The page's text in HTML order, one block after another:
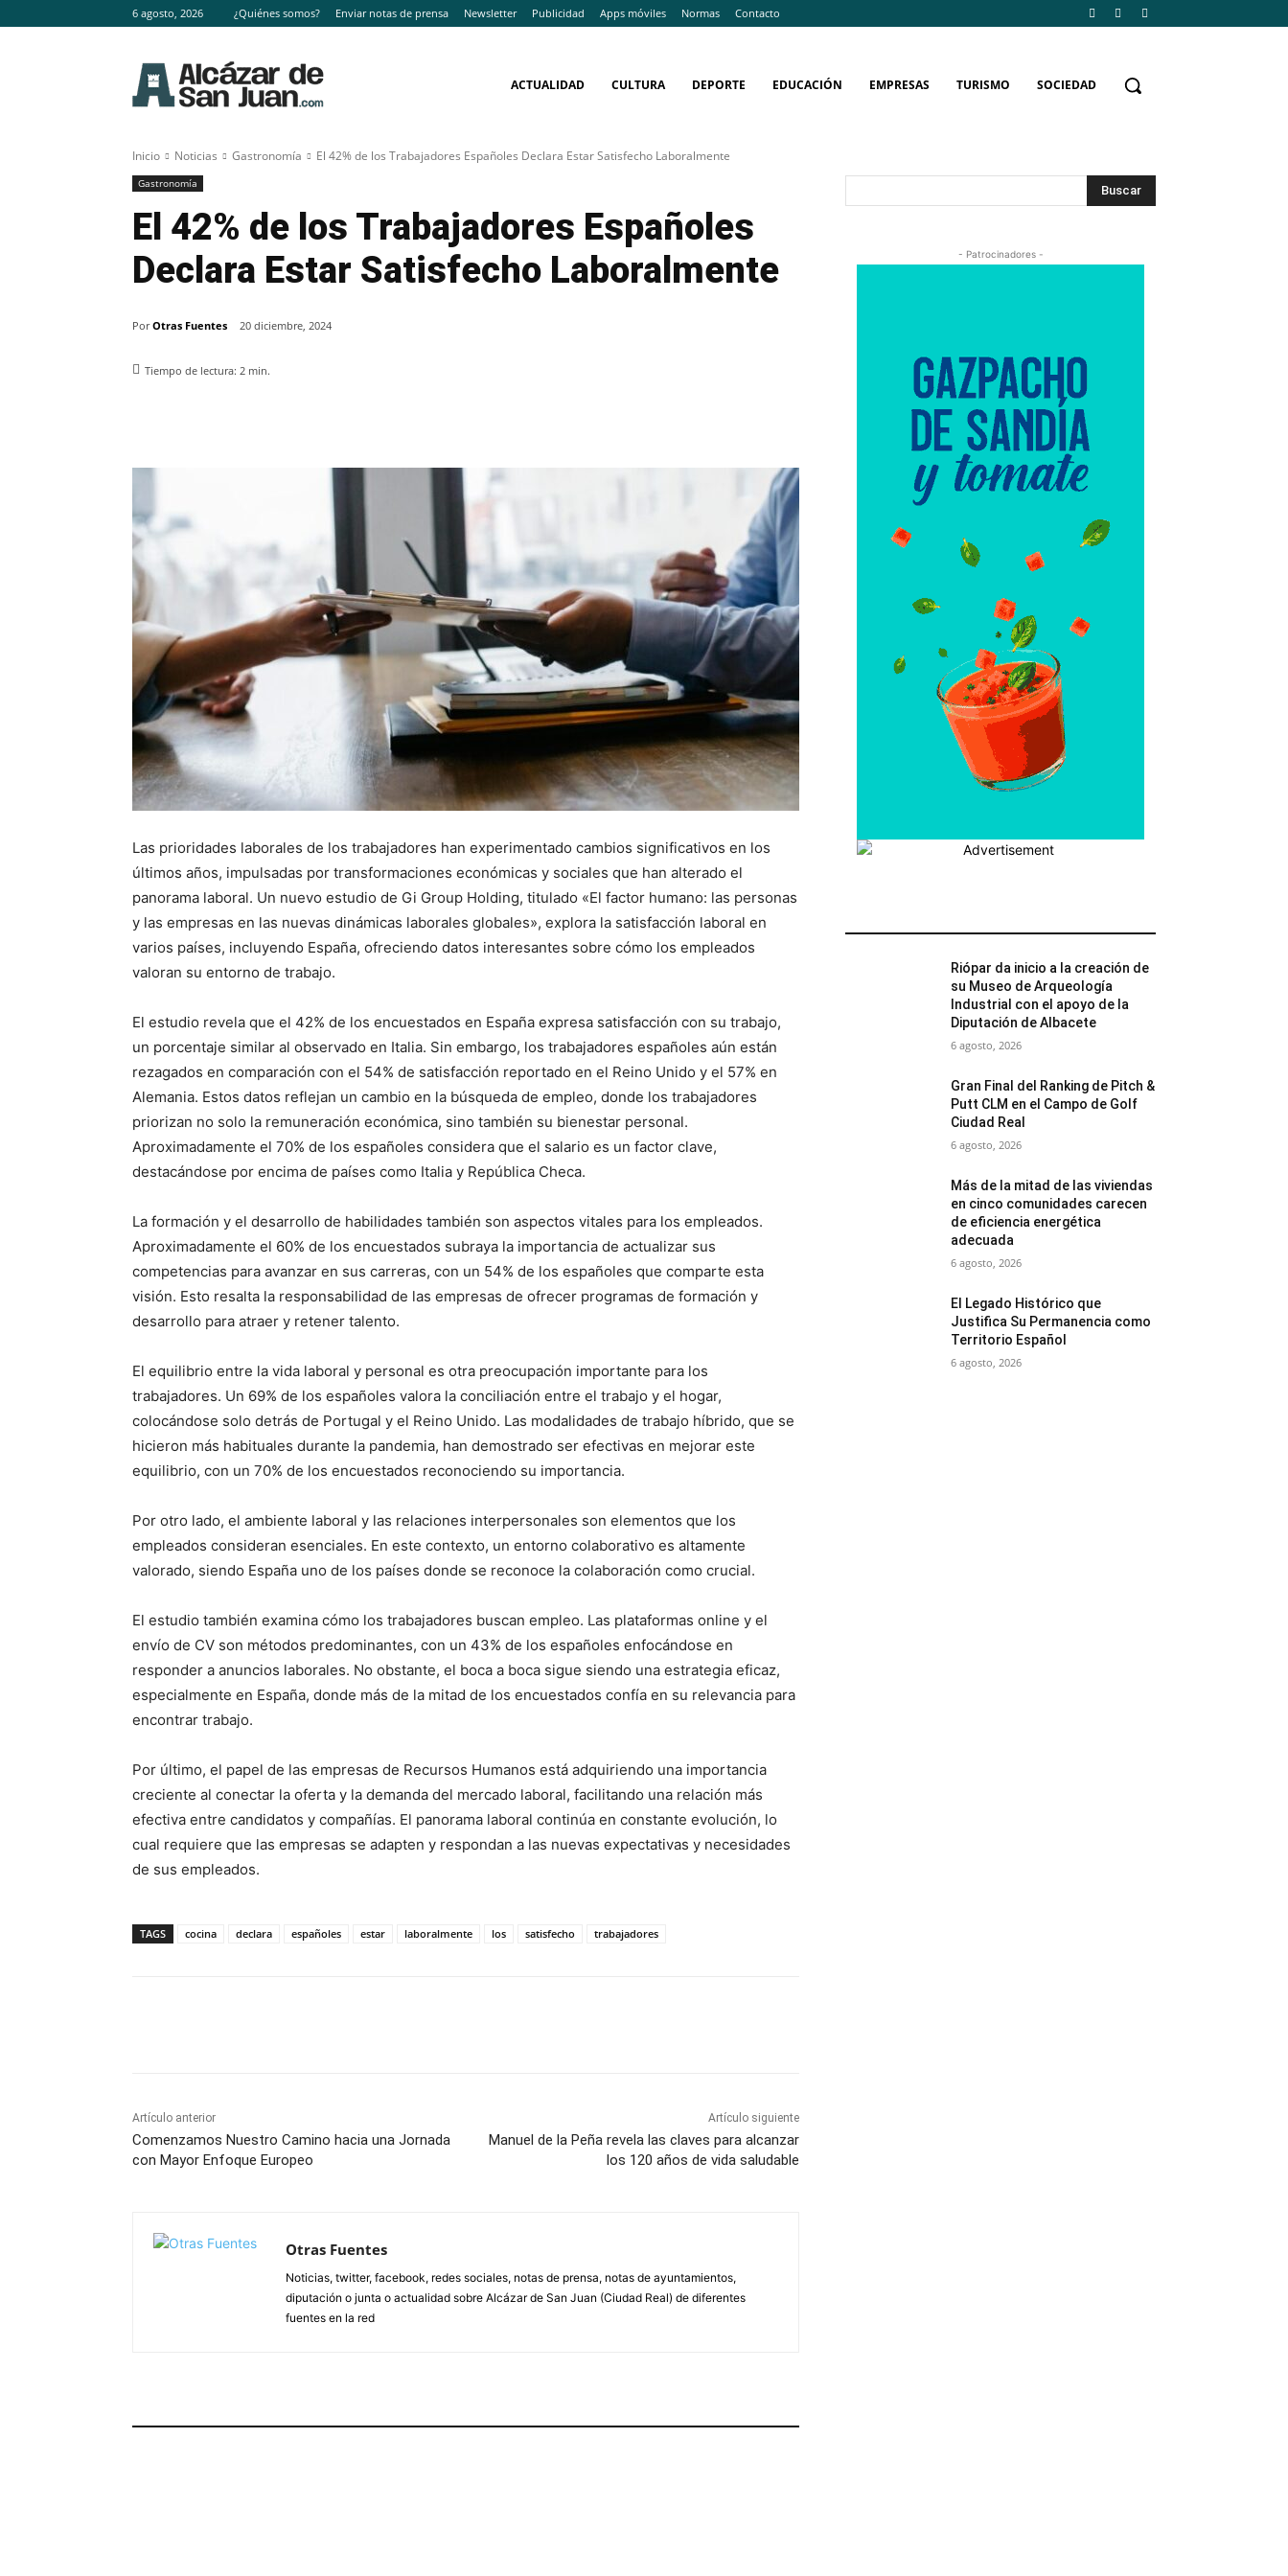
6 agosto, 2026 ¿Quiénes somos? Enviar notas de prensa Newsletter Publicidad Apps móviles Normas Contacto
ACTUALIDAD CULTURA DEPORTE EDUCACIÓN EMPRESAS TURISMO SOCIEDAD
Inicio Noticias Gastronomía El 42% de los Trabajadores Españoles Declara Estar Satisfecho Laboralmente
Gastronomía
El 42% de los Trabajadores Españoles
Declara Estar Satisfecho Laboralmente
Por Otras Fuentes 20 diciembre, 2024
Tiempo de lectura: 2 min.
Las prioridades laborales de los trabajadores han experimentado cambios significativos en los
últimos años, impulsadas por transformaciones económicas y sociales que han alterado el
panorama laboral. Un nuevo estudio de Gi Group Holding, titulado «El factor humano: las personas
y las empresas en las nuevas dinámicas laborales globales», explora la satisfacción laboral en
varios países, incluyendo España, ofreciendo datos interesantes sobre cómo los empleados
valoran su entorno de trabajo.
El estudio revela que el 42% de los encuestados en España expresa satisfacción con su trabajo,
un porcentaje similar al observado en Italia. Sin embargo, los trabajadores españoles aún están
rezagados en comparación con el 54% de satisfacción reportado en el Reino Unido y el 57% en
Alemania. Estos datos reflejan un cambio en la búsqueda de empleo, donde los trabajadores
priorizan no solo la remuneración económica, sino también su bienestar personal.
Aproximadamente el 70% de los españoles considera que el salario es un factor clave,
destacándose por encima de países como Italia y República Checa.
La formación y el desarrollo de habilidades también son aspectos vitales para los empleados.
Aproximadamente el 60% de los encuestados subraya la importancia de actualizar sus
competencias para avanzar en sus carreras, con un 54% de los españoles que comparte esta
visión. Esto resalta la responsabilidad de las empresas de ofrecer programas de formación y
desarrollo para atraer y retener talento.
El equilibrio entre la vida laboral y personal es otra preocupación importante para los
trabajadores. Un 69% de los españoles valora la conciliación entre el trabajo y el hogar,
colocándose solo detrás de Portugal y el Reino Unido. Las modalidades de trabajo híbrido, que se
hicieron más habituales durante la pandemia, han demostrado ser efectivas en mejorar este
equilibrio, con un 70% de los encuestados reconociendo su importancia.
Por otro lado, el ambiente laboral y las relaciones interpersonales son elementos que los
empleados consideran esenciales. En este contexto, un entorno colaborativo es altamente
valorado, siendo España uno de los países donde se reconoce la colaboración como crucial.
El estudio también examina cómo los trabajadores buscan empleo. Las plataformas online y el
envío de CV son métodos predominantes, con un 43% de los españoles enfocándose en
responder a anuncios laborales. No obstante, el boca a boca sigue siendo una estrategia eficaz,
especialmente en España, donde más de la mitad de los encuestados confía en su relevancia para
encontrar trabajo.
Por último, el papel de las empresas de Recursos Humanos está adquiriendo una importancia
creciente al conectar la oferta y la demanda del mercado laboral, facilitando una relación más
efectiva entre candidatos y compañías. El panorama laboral continúa en constante evolución, lo
cual requiere que las empresas se adapten y respondan a las nuevas expectativas y necesidades
de sus empleados.
TAGS cocina declara españoles estar laboralmente los satisfecho trabajadores
Artículo anterior
Comenzamos Nuestro Camino hacia una Jornada
con Mayor Enfoque Europeo
Artículo siguiente
Manuel de la Peña revela las claves para alcanzar
los 120 años de vida saludable
Otras Fuentes
Noticias, twitter, facebook, redes sociales, notas de prensa, notas de ayuntamientos,
diputación o junta o actualidad sobre Alcázar de San Juan (Ciudad Real) de diferentes
fuentes en la red
Buscar
- Patrocinadores -
Riópar da inicio a la creación de
su Museo de Arqueología
Industrial con el apoyo de la
Diputación de Albacete
6 agosto, 2026
Gran Final del Ranking de Pitch &
Putt CLM en el Campo de Golf
Ciudad Real
6 agosto, 2026
Más de la mitad de las viviendas
en cinco comunidades carecen
de eficiencia energética
adecuada
6 agosto, 2026
El Legado Histórico que
Justifica Su Permanencia como
Territorio Español
6 agosto, 2026